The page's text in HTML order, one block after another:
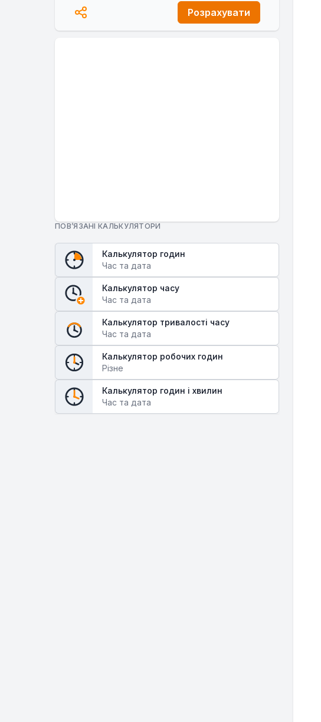
Розрахувати
ПОВ’ЯЗАНІ КАЛЬКУЛЯТОРИ
Калькулятор годин
Час та дата
Калькулятор часу
Час та дата
Калькулятор тривалості часу
Час та дата
Калькулятор робочих годин
Різне
Калькулятор годин і хвилин
Час та дата